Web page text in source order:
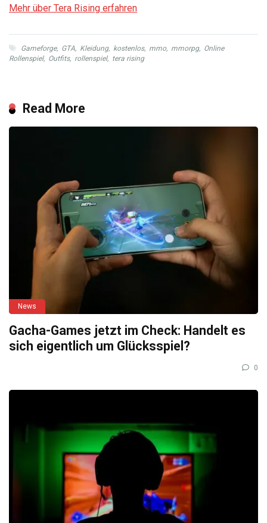
Mehr über Tera Rising erfahren
Gameforge, GTA, Kleidung, kostenlos, mmo, mmorpg, Online
Rollenspiel, Outfits, rollenspiel, tera rising
Read More
News
Gacha-Games jetzt im Check: Handelt es
sich eigentlich um Glücksspiel?
0